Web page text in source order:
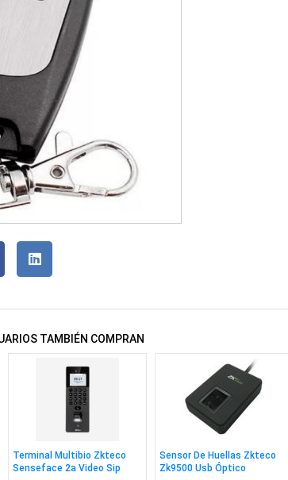
TAMBIÉN COMPRAN
Terminal Multibio Zkteco
Senseface 2a Video Sip
Sensor De Huellas Zkteco
Zk9500 Usb Óptico